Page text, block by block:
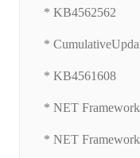
* KB4562562
*
* KB4561608
* NET Framework
* NET